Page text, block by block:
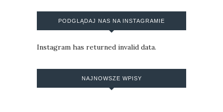
PODGLĄDAJ NAS NA INSTAGRAMIE
Instagram has returned invalid data.
NAJNOWSZE WPISY